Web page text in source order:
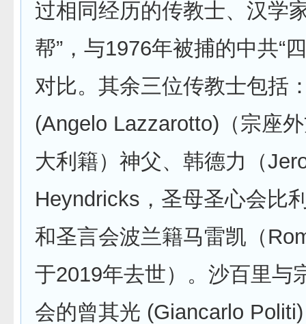
过相同经历的传教士、汉学
帮”，与1976年被捕的中共“
对比。其余三位传教士包括
(Angelo Lazzarotto)（宗座
大利籍）神父、韩德力（
Heyndricks，圣母圣心会比
和圣言会波兰籍马雷凯（
于2019年去世）。沙百里与
会的曾其光 (Giancarlo